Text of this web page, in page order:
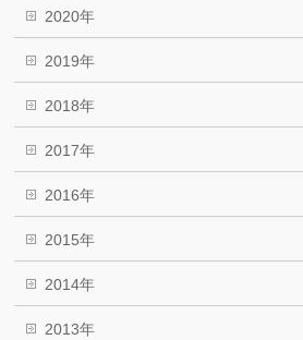
2020年
2019年
2018年
2017年
2016年
2015年
2014年
2013年